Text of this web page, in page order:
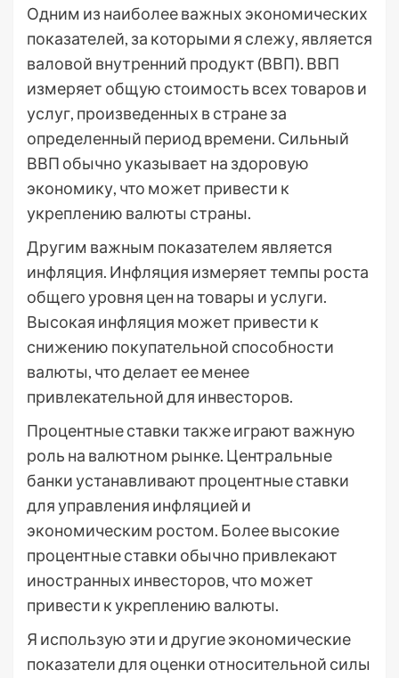
Одним из наиболее важных экономических
показателей, за которыми я слежу, является
валовой внутренний продукт (ВВП). ВВП
измеряет общую стоимость всех товаров и
услуг, произведенных в стране за
определенный период времени. Сильный
ВВП обычно указывает на здоровую
экономику, что может привести к
укреплению валюты страны.
Другим важным показателем является
инфляция. Инфляция измеряет темпы роста
общего уровня цен на товары и услуги.
Высокая инфляция может привести к
снижению покупательной способности
валюты, что делает ее менее
привлекательной для инвесторов.
Процентные ставки также играют важную
роль на валютном рынке. Центральные
банки устанавливают процентные ставки
для управления инфляцией и
экономическим ростом. Более высокие
процентные ставки обычно привлекают
иностранных инвесторов, что может
привести к укреплению валюты.
Я использую эти и другие экономические
показатели для оценки относительной силы